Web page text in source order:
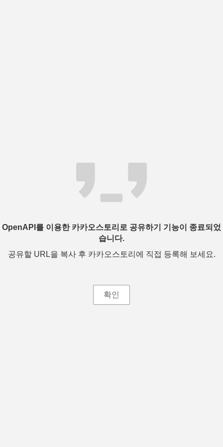
OpenAPI를 이용한 카카오스토리로 공유하기 기능이 종료되었
습니다.
공유할 URL을 복사 후 카카오스토리에 직접 등록해 보세요.
확인